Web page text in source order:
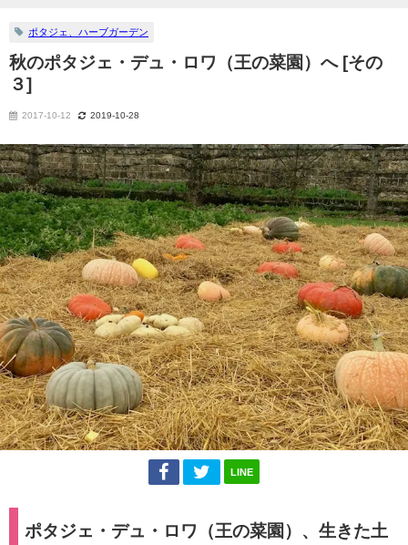
ポタジェ、ハーブガーデン
秋のポタジェ・デュ・ロワ（王の菜園）へ [その
３]
2017-10-12 2019-10-28
LINE
ポタジェ・デュ・ロワ（王の菜園）、生きた土